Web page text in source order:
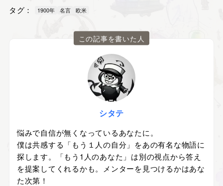
タグ： 1900年 名言 欧米
この記事を書いた人
シタテ
悩みで自信が無くなっているあなたに。
僕は共感する「もう１人の自分」をあの有名な物語に
探します。「もう1人のあなた」は別の視点から答え
を提案してくれるかも。メンターを見つけるかはあな
た次第！